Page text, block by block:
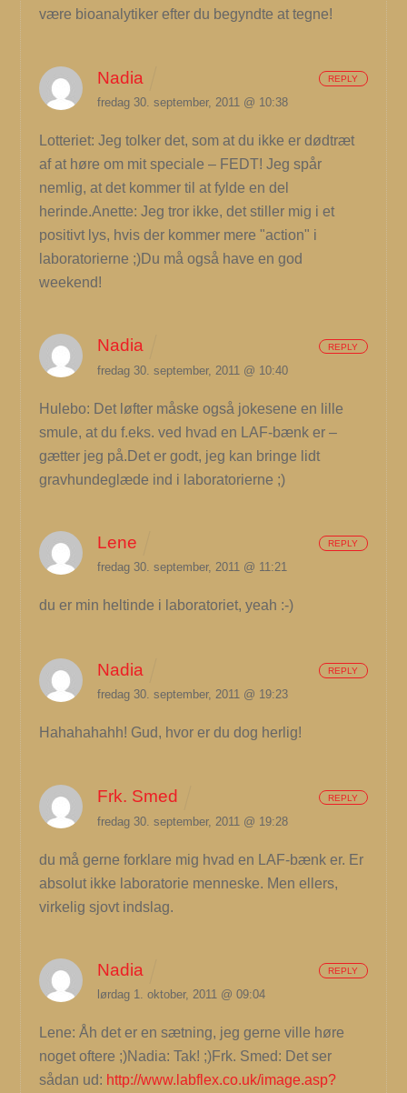
være bioanalytiker efter du begyndte at tegne!
Nadia
fredag 30. september, 2011 @ 10:38
Lotteriet: Jeg tolker det, som at du ikke er dødtræt
af at høre om mit speciale – FEDT! Jeg spår
nemlig, at det kommer til at fylde en del
herinde.Anette: Jeg tror ikke, det stiller mig i et
positivt lys, hvis der kommer mere "action" i
laboratorierne ;)Du må også have en god
weekend!
REPLY
Nadia
fredag 30. september, 2011 @ 10:40
Hulebo: Det løfter måske også jokesene en lille
smule, at du f.eks. ved hvad en LAF-bænk er –
gætter jeg på.Det er godt, jeg kan bringe lidt
gravhundeglæde ind i laboratorierne ;)
REPLY
Lene
fredag 30. september, 2011 @ 11:21
du er min heltinde i laboratoriet, yeah :-)
REPLY
Nadia
fredag 30. september, 2011 @ 19:23
Hahahahahh! Gud, hvor er du dog herlig!
REPLY
Frk. Smed
fredag 30. september, 2011 @ 19:28
du må gerne forklare mig hvad en LAF-bænk er. Er
absolut ikke laboratorie menneske. Men ellers,
virkelig sjovt indslag.
REPLY
Nadia
lørdag 1. oktober, 2011 @ 09:04
Lene: Åh det er en sætning, jeg gerne ville høre
noget oftere ;)Nadia: Tak! ;)Frk. Smed: Det ser
sådan ud: http://www.labflex.co.uk/image.asp?
REPLY